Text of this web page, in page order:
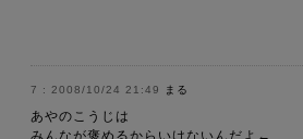
2008/10/24 21:49 まる
あやのこうじは
みんなが褒めるからいけないんだよ←